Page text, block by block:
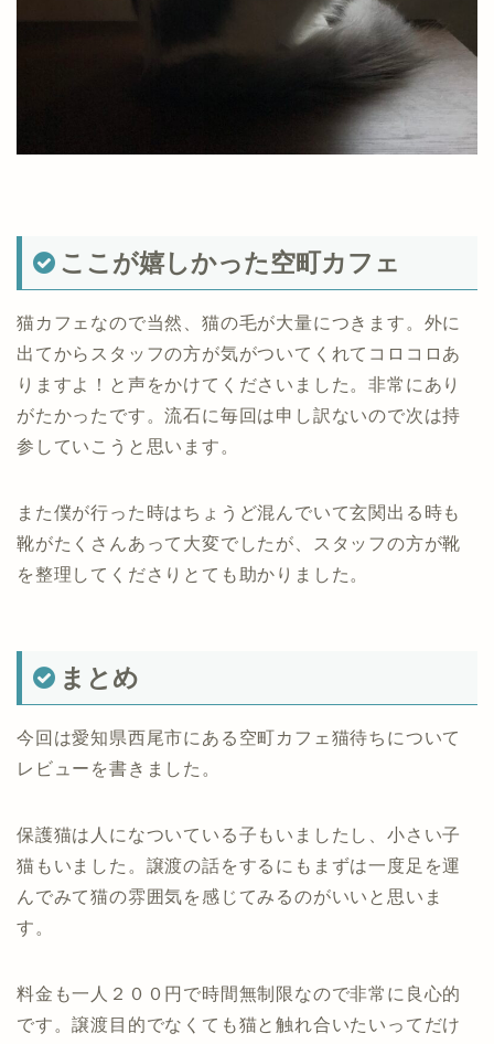
ここが嬉しかった空町カフェ
猫カフェなので当然、猫の毛が大量につきます。外に
出てからスタッフの方が気がついてくれてコロコロあ
りますよ！と声をかけてくださいました。非常にあり
がたかったです。流石に毎回は申し訳ないので次は持
参していこうと思います。
また僕が行った時はちょうど混んでいて玄関出る時も
靴がたくさんあって大変でしたが、スタッフの方が靴
を整理してくださりとても助かりました。
まとめ
今回は愛知県西尾市にある空町カフェ猫待ちについて
レビューを書きました。
保護猫は人になついている子もいましたし、小さい子
猫もいました。譲渡の話をするにもまずは一度足を運
んでみて猫の雰囲気を感じてみるのがいいと思いま
す。
料金も一人２００円で時間無制限なので非常に良心的
です。譲渡目的でなくても猫と触れ合いたいってだけ